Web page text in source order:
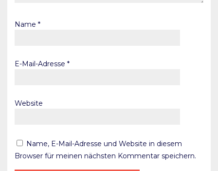
Name *
E-Mail-Adresse *
Website
Name, E-Mail-Adresse und Website in diesem
Browser für meinen nächsten Kommentar speichern.